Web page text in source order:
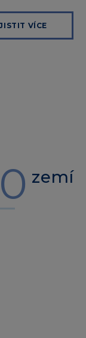
VÍCE
zemí